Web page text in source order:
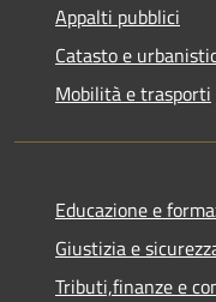
Appalti pubblici
Catasto e
Mobilità e trasporti
Educazione e
Giustizia e
Tributi,finanze e